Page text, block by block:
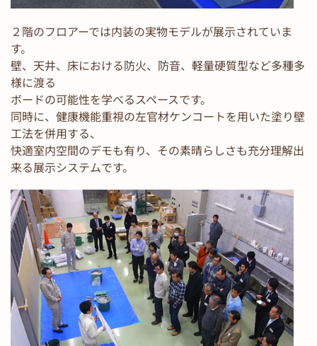
２階のフロアーでは内装の実物モデルが展示されていま
す。
壁、天井、床における防火、防音、軽量硬質型など多種多
様に渡る
ボードの可能性を学べるスペースです。
同時に、健康機能重視の左官材ケンコートを用いた塗り壁
工法を併用する、
快適室内空間のデモも有り、その素晴らしさも充分理解出
来る展示システムです。